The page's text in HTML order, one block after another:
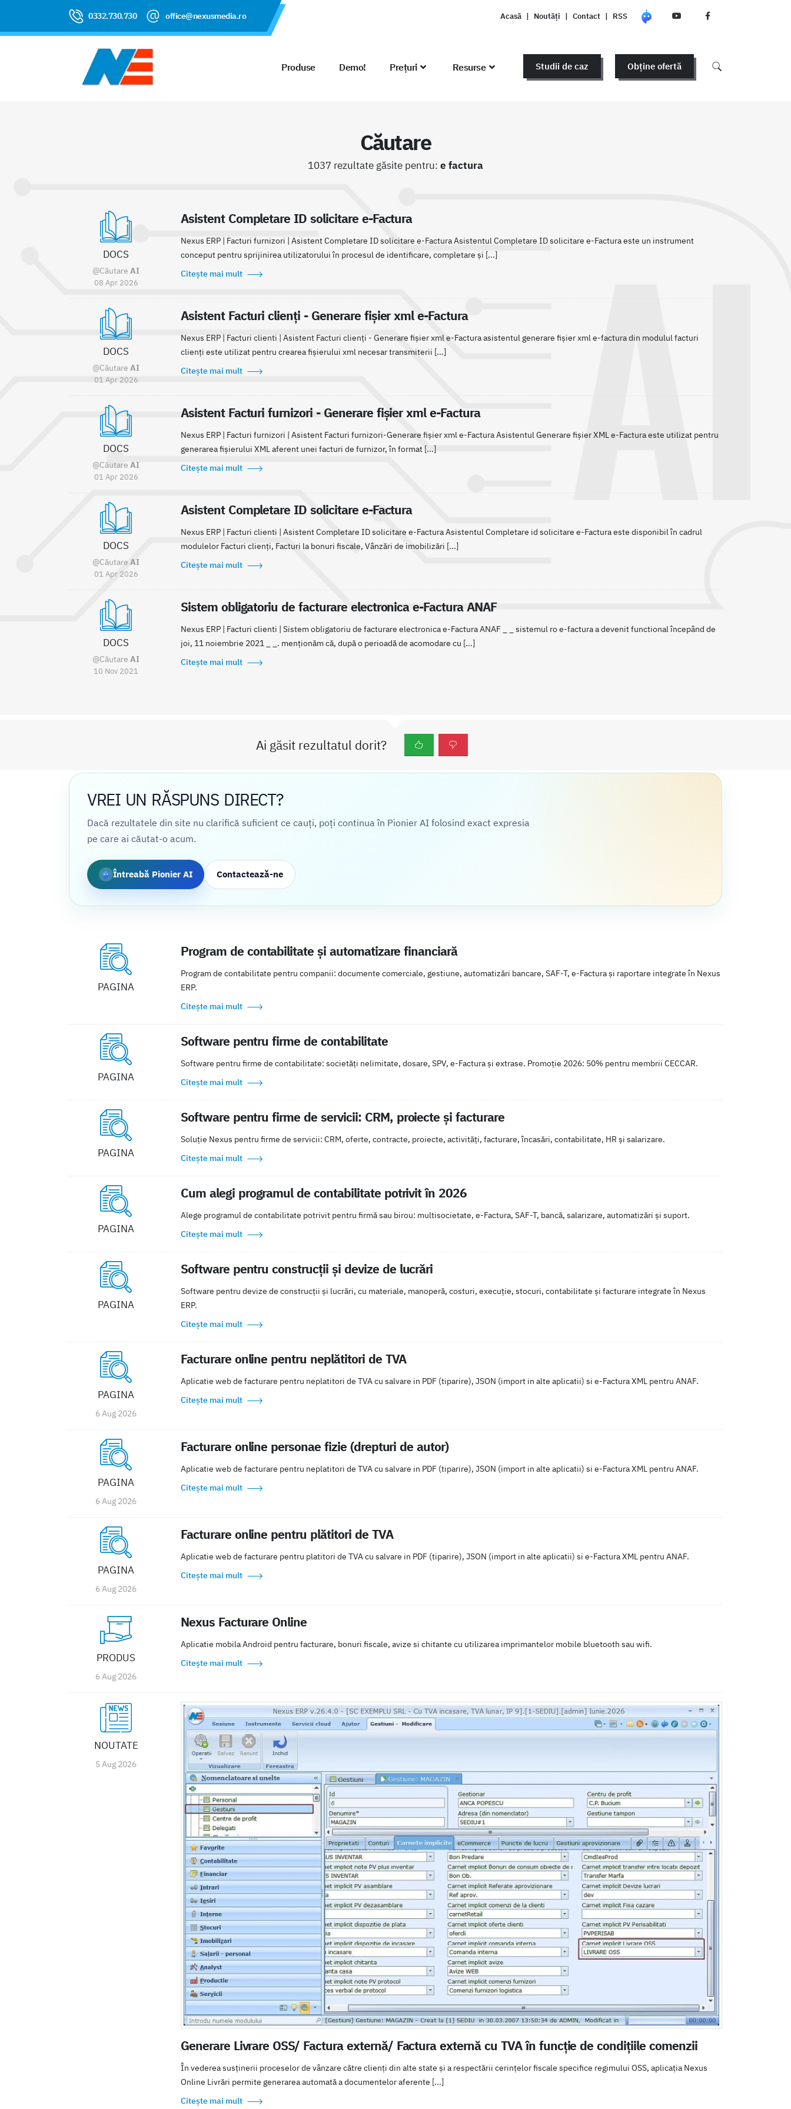
0332.730.730 office@nexusmedia.ro Acasă | Noutăți | Contact | RSS
Produse Demo! Prețuri Resurse Studii de caz Obține ofertă
Căutare
1037 rezultate găsite pentru: e factura
DOCS
@Căutare AI
08 Apr 2026
Asistent Completare ID solicitare e-Factura
Nexus ERP | Facturi furnizori | Asistent Completare ID solicitare e-Factura Asistentul Completare ID solicitare e-Factura este un instrument
conceput pentru sprijinirea utilizatorului în procesul de identificare, completare și [...]
Citește mai mult
DOCS
@Căutare AI
01 Apr 2026
Asistent Facturi clienți - Generare fișier xml e-Factura
Nexus ERP | Facturi clienti | Asistent Facturi clienți - Generare fișier xml e-Factura asistentul generare fișier xml e-factura din modulul facturi
clienți este utilizat pentru crearea fișierului xml necesar transmiterii [...]
Citește mai mult
DOCS
@Căutare AI
01 Apr 2026
Asistent Facturi furnizori - Generare fișier xml e-Factura
Nexus ERP | Facturi furnizori | Asistent Facturi furnizori-Generare fișier xml e-Factura Asistentul Generare fișier XML e-Factura este utilizat pentru
generarea fișierului XML aferent unei facturi de furnizor, în format [...]
Citește mai mult
DOCS
@Căutare AI
01 Apr 2026
Asistent Completare ID solicitare e-Factura
Nexus ERP | Facturi clienti | Asistent Completare ID solicitare e-Factura Asistentul Completare id solicitare e-Factura este disponibil în cadrul
modulelor Facturi clienți, Facturi la bonuri fiscale, Vânzări de imobilizări [...]
Citește mai mult
DOCS
@Căutare AI
10 Nov 2021
Sistem obligatoriu de facturare electronica e-Factura ANAF
Nexus ERP | Facturi clienti | Sistem obligatoriu de facturare electronica e-Factura ANAF _ _ sistemul ro e-factura a devenit functional începând de
joi, 11 noiembrie 2021 _ _. menționăm că, după o perioadă de acomodare cu [...]
Citește mai mult
Ai găsit rezultatul dorit?
VREI UN RĂSPUNS DIRECT?
Dacă rezultatele din site nu clarifică suficient ce cauți, poți continua în Pionier AI folosind exact expresia
pe care ai căutat-o acum.
Întreabă Pionier AI Contactează-ne
PAGINA
Program de contabilitate și automatizare financiară
Program de contabilitate pentru companii: documente comerciale, gestiune, automatizări bancare, SAF-T, e-Factura și raportare integrate în Nexus
ERP.
Citește mai mult
PAGINA
Software pentru firme de contabilitate
Software pentru firme de contabilitate: societăți nelimitate, dosare, SPV, e-Factura și extrase. Promoție 2026: 50% pentru membrii CECCAR.
Citește mai mult
PAGINA
Software pentru firme de servicii: CRM, proiecte și facturare
Soluție Nexus pentru firme de servicii: CRM, oferte, contracte, proiecte, activități, facturare, încasări, contabilitate, HR și salarizare.
Citește mai mult
PAGINA
Cum alegi programul de contabilitate potrivit în 2026
Alege programul de contabilitate potrivit pentru firmă sau birou: multisocietate, e-Factura, SAF-T, bancă, salarizare, automatizări și suport.
Citește mai mult
PAGINA
Software pentru construcții și devize de lucrări
Software pentru devize de construcții și lucrări, cu materiale, manoperă, costuri, execuție, stocuri, contabilitate și facturare integrate în Nexus
ERP.
Citește mai mult
PAGINA
6 Aug 2026
Facturare online pentru neplătitori de TVA
Aplicatie web de facturare pentru neplatitori de TVA cu salvare in PDF (tiparire), JSON (import in alte aplicatii) si e-Factura XML pentru ANAF.
Citește mai mult
PAGINA
6 Aug 2026
Facturare online personae fizie (drepturi de autor)
Aplicatie web de facturare pentru neplatitori de TVA cu salvare in PDF (tiparire), JSON (import in alte aplicatii) si e-Factura XML pentru ANAF.
Citește mai mult
PAGINA
6 Aug 2026
Facturare online pentru plătitori de TVA
Aplicatie web de facturare pentru platitori de TVA cu salvare in PDF (tiparire), JSON (import in alte aplicatii) si e-Factura XML pentru ANAF.
Citește mai mult
PRODUS
6 Aug 2026
Nexus Facturare Online
Aplicatie mobila Android pentru facturare, bonuri fiscale, avize si chitante cu utilizarea imprimantelor mobile bluetooth sau wifi.
Citește mai mult
NOUTATE
5 Aug 2026
Generare Livrare OSS/ Factura externă/ Factura externă cu TVA în funcție de condițiile comenzii
În vederea susținerii proceselor de vânzare către clienți din alte state și a respectării cerințelor fiscale specifice regimului OSS, aplicația Nexus
Online Livrări permite generarea automată a documentelor aferente [...]
Citește mai mult